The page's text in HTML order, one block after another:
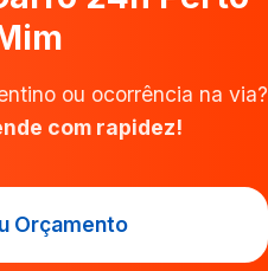
ou ocorrência na via?
com rapidez!
Orçamento